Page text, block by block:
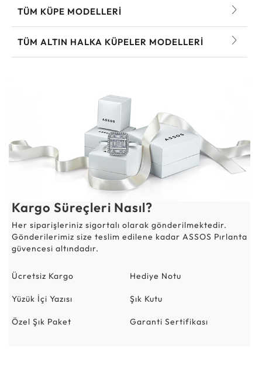
TÜM KÜPE MODELLERI
TÜM ALTIN HALKA KÜPELER MODELLERI
Kargo Süreçleri Nasıl?
Her siparişleriniz sigortalı olarak gönderilmektedir.
Gönderilerimiz size teslim edilene kadar ASSOS Pırlanta
güvencesi altındadır.
Ücretsiz Kargo Hediye Notu
Yüzük İçi Yazısı Şık Kutu
Özel Şık Paket Garanti Sertifikası